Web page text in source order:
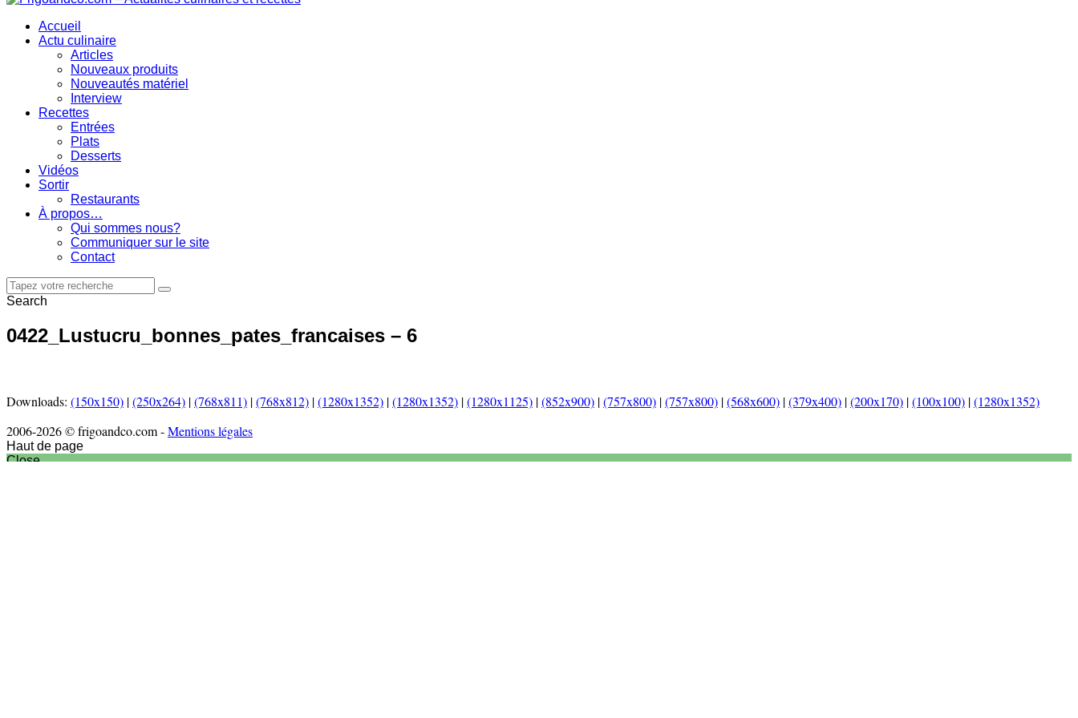
Accueil
Actu culinaire
Articles
Nouveaux produits
Nouveautés matériel
Interview
Recettes
Entrées
Plats
Desserts
Vidéos
Sortir
Restaurants
À propos…
Qui sommes nous?
Communiquer sur le site
Contact
Search
0422_Lustucru_bonnes_pates_francaises – 6
Downloads: (150x150) |(250x264) |(768x811) |(768x812) |(1280x1352) |(1280x1352) |(1280x1125) |(852x900) |(757x800) |(757x800) |(568x600) |(379x400) |(200x170) |(100x100) |(1280x1352)
2006-2026 © frigoandco.com -Mentions légales
Haut de page
Close